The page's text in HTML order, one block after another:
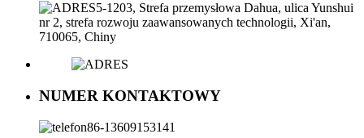
5-1203, Strefa przemysłowa Dahua, ulica Yunshui
nr 2, strefa rozwoju zaawansowanych technologii, Xi'an,
710065, Chiny
NUMER KONTAKTOWY
86-13609153141